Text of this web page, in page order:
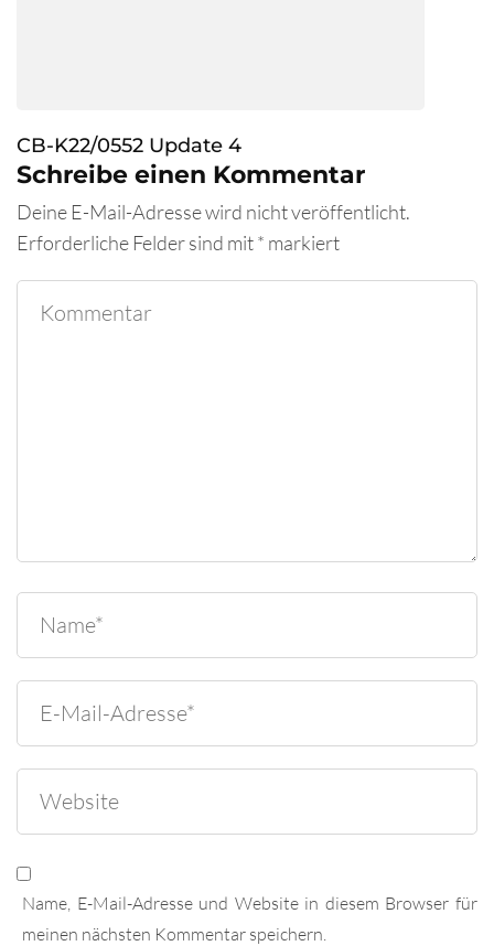
CB-K22/0552 Update 4
Schreibe einen Kommentar
Deine E-Mail-Adresse wird nicht veröffentlicht.
Erforderliche Felder sind mit* markiert
Name, E-Mail-Adresse und Website in diesem Browser für
meinen nächsten Kommentar speichern.